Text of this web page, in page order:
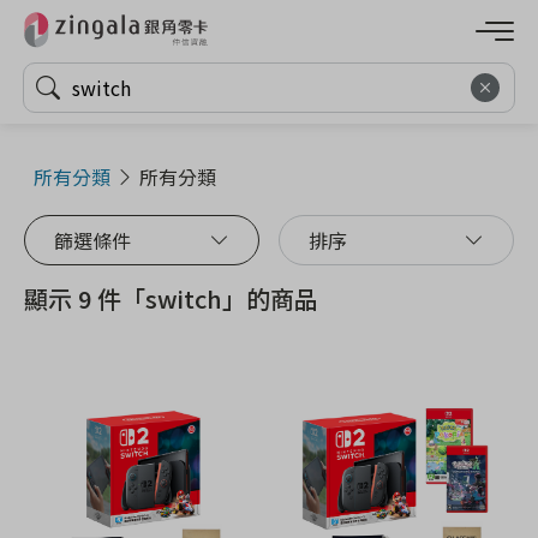
所有分類 所有分類
篩選條件 排序
顯示 9 件「switch」的商品